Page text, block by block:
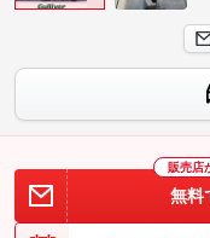
販売店
無料